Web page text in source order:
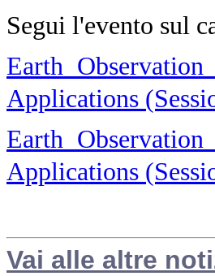
Segui l'evento sul
Earth
Applications
Earth
Applications
Vai alle altre